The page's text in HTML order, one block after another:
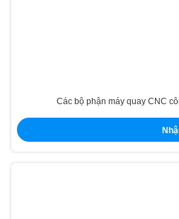
Các bộ phận máy quay CNC